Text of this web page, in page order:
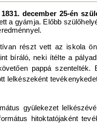
december 25-én
a gyámja. Előbb
részt vett az iskola
bíráló, neki ítélte a
pappá
lelkészeként
gyülekezet
hitoktatójaként